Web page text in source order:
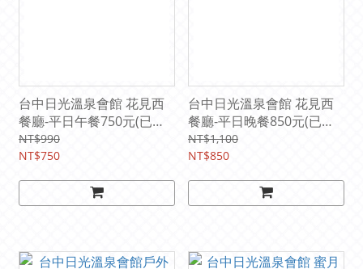
台中日光溫泉會館 花見西
餐廳-平日午餐750元(已含
10%服務費)
NT$990
NT$750
台中日光溫泉會館 花見西
餐廳-平日晚餐850元(已含
10%服務費)::(電子票)
NT$1,100
NT$850